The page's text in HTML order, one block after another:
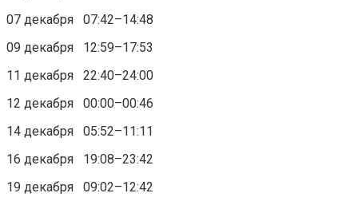
07 декабря 07:42–14:48
09 декабря 12:59–17:53
11 декабря 22:40–24:00
12 декабря 00:00–00:46
14 декабря 05:52–11:11
16 декабря 19:08–23:42
19 декабря 09:02–12:42